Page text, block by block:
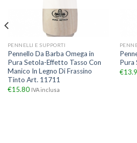
PENNELLI E SUPPORTI
Pennello Da Barba Omega in
Pura Setola-Effetto Tasso Con
Manico In Legno Di Frassino
Tinto Art. 11711
€15.80 IVA inclusa
Pura
€